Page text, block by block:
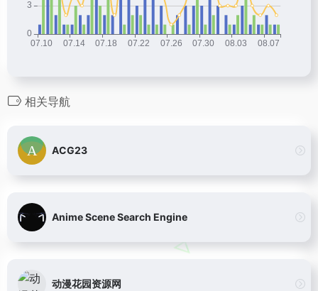
相关导航
ACG23
Anime Scene Search Engine
动漫花园资源网